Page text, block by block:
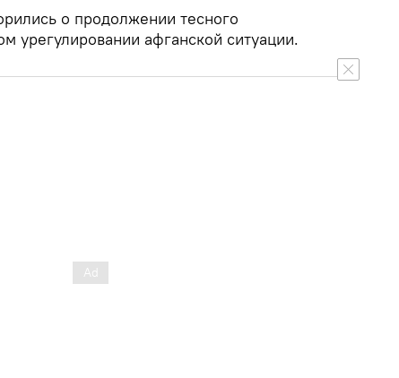
о продолжении тесного
урегулировании афганской ситуации.